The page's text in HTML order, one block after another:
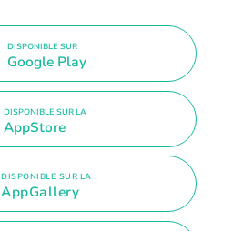
DISPONIBLE SUR
Google Play
DISPONIBLE SUR LA
AppStore
DISPONIBLE SUR LA
AppGallery